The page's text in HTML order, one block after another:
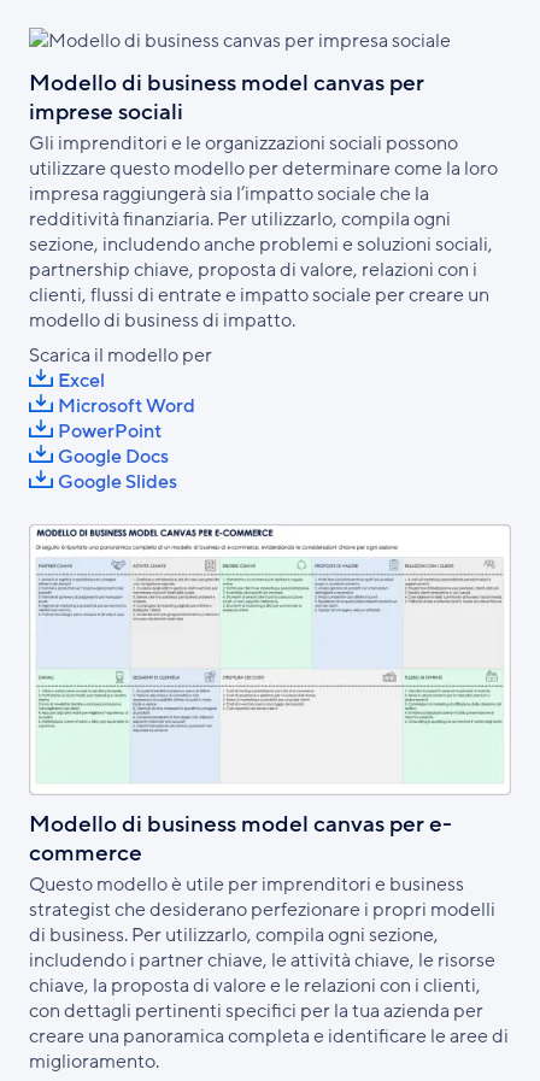
Modello di business model canvas per
imprese sociali
Gli imprenditori e le organizzazioni sociali possono
utilizzare questo modello per determinare come la loro
impresa raggiungerà sia l’impatto sociale che la
redditività finanziaria. Per utilizzarlo, compila ogni
sezione, includendo anche problemi e soluzioni sociali,
partnership chiave, proposta di valore, relazioni con i
clienti, flussi di entrate e impatto sociale per creare un
modello di business di impatto.
Scarica il modello per
Excel
Microsoft Word
PowerPoint
Google Docs
Google Slides
Modello di business model canvas per e-
commerce
Questo modello è utile per imprenditori e business
strategist che desiderano perfezionare i propri modelli
di business. Per utilizzarlo, compila ogni sezione,
includendo i partner chiave, le attività chiave, le risorse
chiave, la proposta di valore e le relazioni con i clienti,
con dettagli pertinenti specifici per la tua azienda per
creare una panoramica completa e identificare le aree di
miglioramento.